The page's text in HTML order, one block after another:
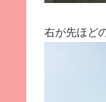
右が先ほど